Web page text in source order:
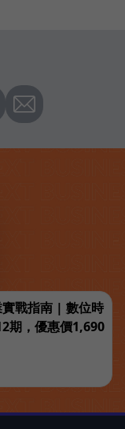
戰指南 | 數位時
期，優惠價1,690